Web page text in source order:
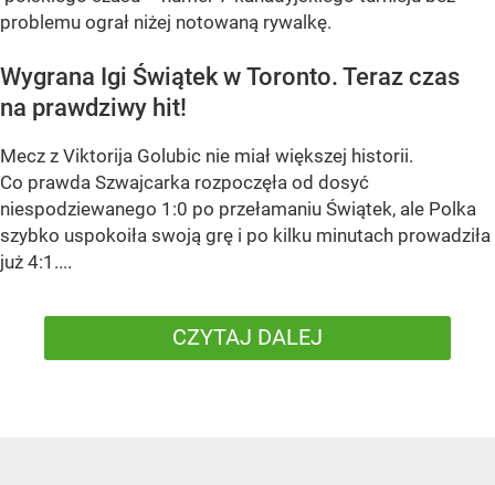
problemu ograł niżej notowaną rywalkę.
Wygrana Igi Świątek w Toronto. Teraz czas
na prawdziwy hit!
Mecz z Viktorija Golubic nie miał większej historii.
Co prawda Szwajcarka rozpoczęła od dosyć
niespodziewanego 1:0 po przełamaniu Świątek, ale Polka
szybko uspokoiła swoją grę i po kilku minutach prowadziła
już 4:1....
CZYTAJ DALEJ